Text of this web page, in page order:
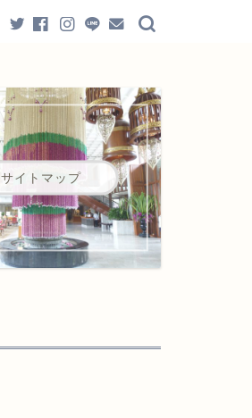
サイトマップ